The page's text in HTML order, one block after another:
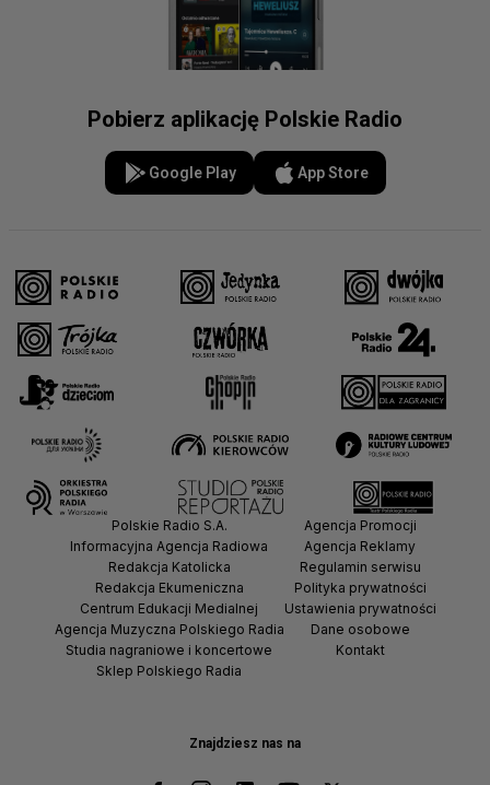
Pobierz aplikację Polskie Radio
Google Play App Store
Znajdziesz nas na
Polskie Radio S.A.
Informacyjna Agencja Radiowa
Redakcja Katolicka
Redakcja Ekumeniczna
Centrum Edukacji Medialnej
Agencja Muzyczna Polskiego Radia
Studia nagraniowe i koncertowe
Sklep Polskiego Radia
Agencja Promocji
Agencja Reklamy
Regulamin serwisu
Polityka prywatności
Ustawienia prywatności
Dane osobowe
Kontakt